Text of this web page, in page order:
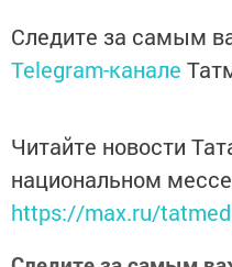
Следите за самым
Telegram-канале
Читайте новости
национальном
https://max.ru/